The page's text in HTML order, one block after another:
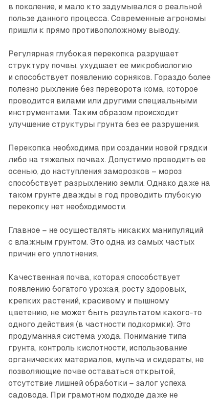
в поколение, и мало кто задумывался о реальной
пользе данного процесса. Современные агрономы
пришли к прямо противоположному выводу.
Регулярная глубокая перекопка разрушает
структуру почвы, ухудшает ее микробиологию
и способствует появлению сорняков. Гораздо более
полезно рыхление без переворота кома, которое
проводится вилами или другими специальными
инструментами. Таким образом происходит
улучшение структуры грунта без ее разрушения.
Перекопка необходима при создании новой грядки
либо на тяжелых почвах. Допустимо проводить ее
осенью, до наступления заморозков – мороз
способствует разрыхлению земли. Однако даже на
таком грунте дважды в год проводить глубокую
перекопку нет необходимости.
Главное – не осуществлять никаких манипуляций
с влажным грунтом. Это одна из самых частых
причин его уплотнения.
Качественная почва, которая способствует
появлению богатого урожая, росту здоровых,
крепких растений, красивому и пышному
цветению, не может быть результатом какого-то
одного действия (в частности подкормки). Это
продуманная система ухода. Понимание типа
грунта, контроль кислотности, использование
органических материалов, мульча и сидераты, не
позволяющие почве оставаться открытой,
отсутствие лишней обработки – залог успеха
садовода. При грамотном подходе даже не